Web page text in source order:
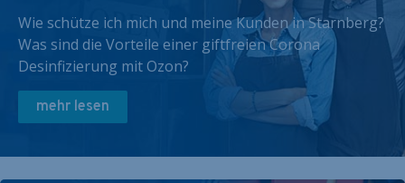
Wie schütze ich mich und meine Kunden in Starnberg?
Was sind die Vorteile einer giftfreien Corona
Desinfizierung mit Ozon?
mehr lesen